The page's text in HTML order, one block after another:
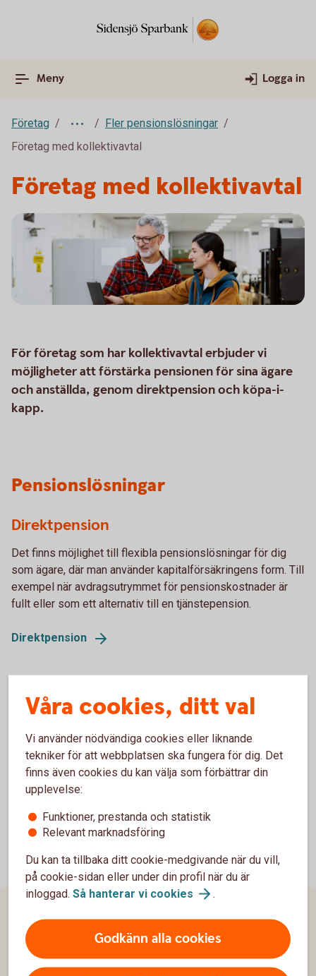
Meny Logga in
Företag
Fler pensionslösningar
Företag med kollektivavtal
Företag med kollektivavtal
För företag som har kollektivavtal erbjuder vi
möjligheter att förstärka pensionen för sina ägare
och anställda, genom direktpension och köpa-i-
kapp.
Pensionslösningar
Direktpension
Det finns möjlighet till flexibla pensionslösningar för dig
som ägare, där man använder kapitalförsäkringens form. Till
exempel när avdragsutrymmet för pensionskostnader är
fullt eller som ett alternativ till en tjänstepension.
Direktpension
Köpa i kapp (kompletteringsregeln)
pensionering eller förstärkt pension.
Köpa ikapp
Våra cookies, ditt val
Vi använder nödvändiga cookies eller liknande
tekniker för att webbplatsen ska fungera för dig. Det
finns även cookies du kan välja som förbättrar din
upplevelse:
Funktioner, prestanda och statistik
Relevant marknadsföring
Du kan ta tillbaka ditt cookie-medgivande när du vill,
på cookie-sidan eller under din profil när du är
inloggad. Så hanterar vi cookies .
Godkänn alla cookies
Sidfot
Hitta snabbt
Kundservice